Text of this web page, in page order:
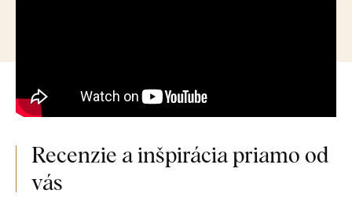
Recenzie a inšpirácia priamo od
vás